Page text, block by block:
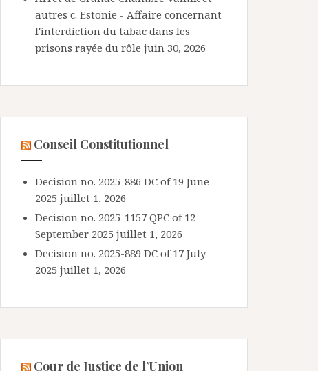
autres c. Estonie - Affaire concernant
l'interdiction du tabac dans les
prisons rayée du rôle juin 30, 2026
Conseil Constitutionnel
Decision no. 2025-886 DC of 19 June
2025 juillet 1, 2026
Decision no. 2025-1157 QPC of 12
September 2025 juillet 1, 2026
Decision no. 2025-889 DC of 17 July
2025 juillet 1, 2026
Cour de Justice de l’Union